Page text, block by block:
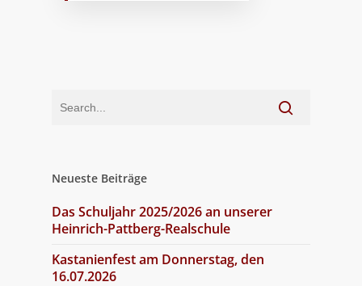
Neueste Beiträge
Das Schuljahr 2025/2026 an unserer
Heinrich-Pattberg-Realschule
Kastanienfest am Donnerstag, den
16.07.2026